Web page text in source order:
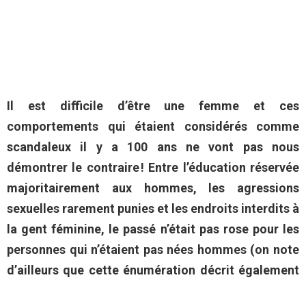
Il est difficile d’être une femme et ces
comportements qui étaient considérés comme
scandaleux il y a 100 ans ne vont pas nous
démontrer le contraire ! Entre l’éducation réservée
majoritairement aux hommes, les agressions
sexuelles rarement punies et les endroits interdits à
la gent féminine, le passé n’était pas rose pour les
personnes qui n’étaient pas nées hommes (on note
d’ailleurs que cette énumération décrit également